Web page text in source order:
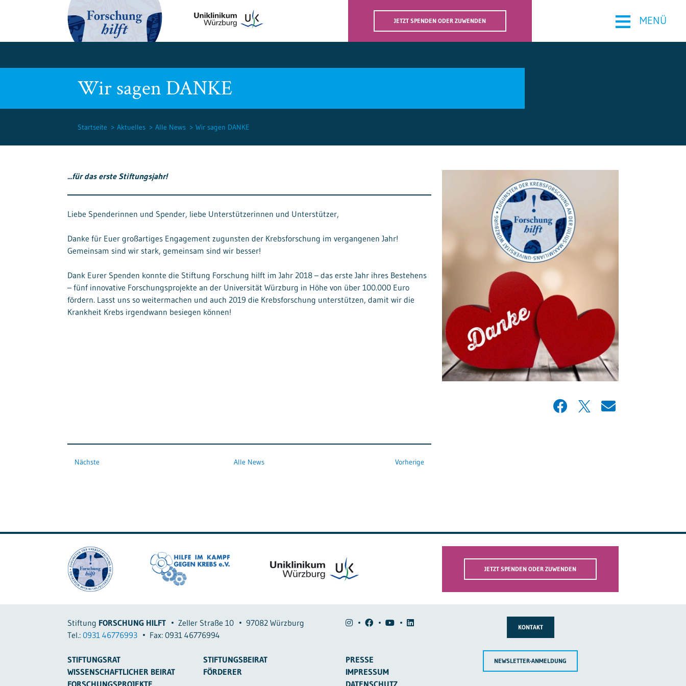
≡ MENÜ
JETZT SPENDEN ODER ZUWENDEN
Wir sagen DANKE
Startseite Aktuelles Alle News Wir sagen DANKE
...für das erste Stiftungsjahr!
Liebe Spenderinnen und Spender, liebe Unterstützerinnen und Unterstützer,
Danke für Euer großartiges Engagement zugunsten der Krebsforschung im vergangenen Jahr!
Gemeinsam sind wir stark, gemeinsam sind wir besser!
Dank Eurer Spenden konnte die Stiftung Forschung hilft im Jahr 2018 – das erste Jahr ihres Bestehens
– fünf innovative Forschungsprojekte an der Universität Würzburg in Höhe von über 100.000 Euro
fördern. Lasst uns so weitermachen und auch 2019 die Krebsforschung unterstützen, damit wir die
Krankheit Krebs irgendwann besiegen können!
Nächste Alle News Vorherige
JETZT SPENDEN ODER ZUWENDEN
Stiftung FORSCHUNG HILFT Zeller Straße 10
97082 Würzburg
Tel.: 0931 46776993 Fax: 0931 46776994
STIFTUNGSRAT
STIFTUNGSBEIRAT
WISSENSCHAFTLICHER BEIRAT
FÖRDERER
FORSCHUNGSPROJEKTE
PRESSE
IMPRESSUM
DATENSCHUTZ
KONTAKT
NEWSLETTER-ANMELDUNG